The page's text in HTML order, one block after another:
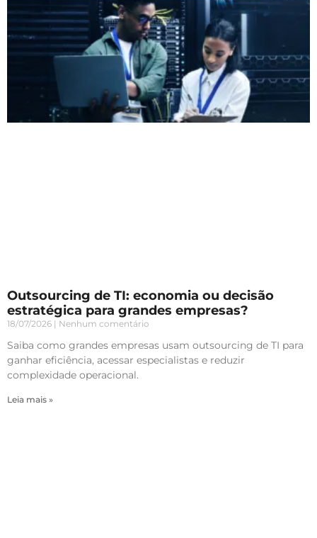
Outsourcing de TI: economia ou decisão
estratégica para grandes empresas?
18/07/2026 Nenhum comentário
Saiba como grandes empresas usam outsourcing de TI para
ganhar eficiência, acessar especialistas e reduzir
complexidade operacional.
Leia mais »